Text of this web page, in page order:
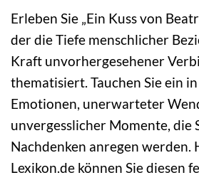
Erleben Sie „Ein Kuss von
der die Tiefe menschlicher
Kraft unvorhergesehener
thematisiert. Tauchen Sie ein
Emotionen, unerwarteter
unvergesslicher Momente, die
Nachdenken anregen werden.
Lexikon.de können Sie diesen